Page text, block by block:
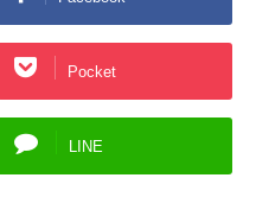
Pocket
LINE